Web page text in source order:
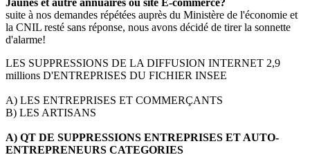
Jaunes et autre annuaires ou site E-commerce?
suite à nos demandes répétées auprès du Ministère de l'économie et
la CNIL resté sans réponse, nous avons décidé de tirer la sonnette
d'alarme!
LES SUPPRESSIONS DE LA DIFFUSION INTERNET 2,9
millions D'ENTREPRISES DU FICHIER INSEE
A) LES ENTREPRISES ET COMMERÇANTS
B) LES ARTISANS
A) QT DE SUPPRESSIONS ENTREPRISES ET AUTO-
ENTREPRENEURS CATEGORIES